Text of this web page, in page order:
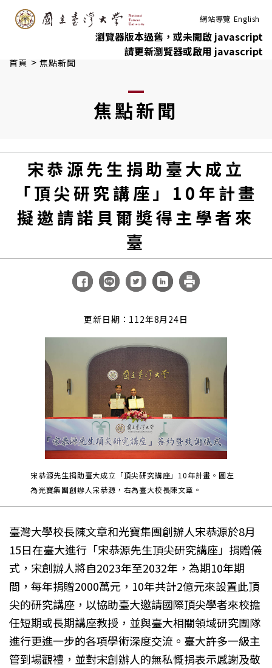
跳到主要內容 網站導覽 English
瀏覽器版本過舊，或未開啟 javascript
請更新瀏覽器或啟用 javascript
首頁 > 焦點新聞
焦點新聞
宋恭源先生捐助臺大成立
「頂尖研究講座」10年計畫
擬邀請諾貝爾奬得主學者來
臺
更新日期：112年8月24日
宋恭源先生捐助臺大成立「頂尖研究講座」10年計畫。圖左
為光寶集團創辦人宋恭源，右為臺大校長陳文章。
臺灣大學校長陳文章和光寶集團創辦人宋恭源於8月
15日在臺大進行「宋恭源先生頂尖研究講座」捐贈儀
式，宋創辦人將自2023年至2032年，為期10年期
間，每年捐贈2000萬元，10年共計2億元來設置此頂
尖的研究講座，以協助臺大邀請國際頂尖學者來校擔
任短期或長期講座教授，並與臺大相關領域研究團隊
進行更進一步的各項學術深度交流。臺大許多一級主
管到場觀禮，並對宋創辦人的無私慨捐表示感謝及敬